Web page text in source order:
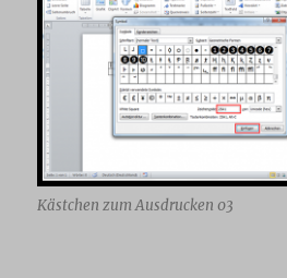
Kästchen zum Ausdrucken 03